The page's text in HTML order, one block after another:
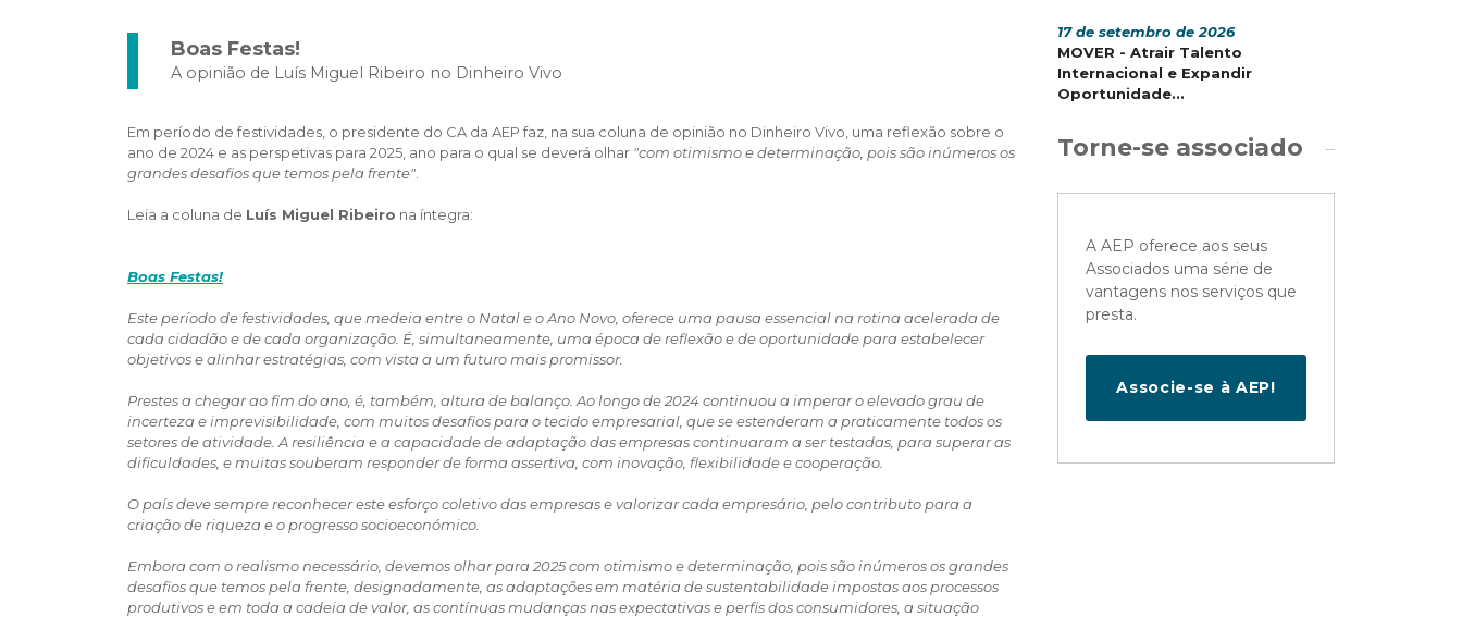
Boas Festas!
A opinião de Luís Miguel Ribeiro no Dinheiro Vivo
Em período de festividades, o presidente do CA da AEP faz, na sua coluna de opinião no Dinheiro Vivo, uma reflexão sobre o
ano de 2024 e as perspetivas para 2025, ano para o qual se deverá olhar "com otimismo e determinação, pois são inúmeros os
grandes desafios que temos pela frente"
Leia a coluna de Luís Miguel Ribeiro na íntegra:
Boas Festas!
Este período de festividades, que medeia entre o Natal e o Ano Novo, oferece uma pausa essencial na rotina acelerada de
cada cidadão e de cada organização. É, simultaneamente, uma época de reflexão e de oportunidade para estabelecer
objetivos e alinhar estratégias, com vista a um futuro mais promissor.
Prestes a chegar ao fim do ano, é, também, altura de balanço. Ao longo de 2024 continuou a imperar o elevado grau de
incerteza e imprevisibilidade, com muitos desafios para o tecido empresarial, que se estenderam a praticamente todos os
setores de atividade. A resiliência e a capacidade de adaptação das empresas continuaram a ser testadas, para superar as
dificuldades, e muitas souberam responder de forma assertiva, com inovação, flexibilidade e cooperação.
O país deve sempre reconhecer este esforço coletivo das empresas e valorizar cada empresário, pelo contributo para a
criação de riqueza e o progresso socioeconómico.
Embora com o realismo necessário, devemos olhar para 2025 com otimismo e determinação, pois são inúmeros os grandes
desafios que temos pela frente, designadamente, as adaptações em matéria de sustentabilidade impostas aos processos
produtivos e em toda a cadeia de valor, as contínuas mudanças nas expectativas e perfis dos consumidores, a situação
17 de setembro de 2026
MOVER - Atrair Talento
Internacional e Expandir
Oportunidade...
Torne-se associado
A AEP oferece aos seus
Associados uma série de
vantagens nos serviços que
presta.
Associe-se à AEP!